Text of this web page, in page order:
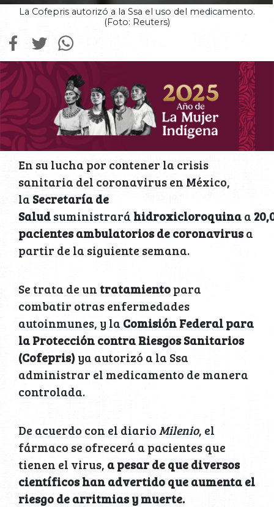
La Cofepris autorizó a la Ssa el uso del medicamento.
(Foto: Reuters)
En su lucha por contener la crisis
sanitaria del coronavirus en México,
la Secretaría de
Saludsuministrará hidroxicloroquinaa
pacientes ambulatorios de coronavirusa
partir de la siguiente semana.
Se trata de untratamientopara
combatir otras enfermedades
autoinmunes, y la Comisión Federal para
la Protección contra Riesgos Sanitarios
(Cofepris) ya autorizó a la Ssa
administrar el medicamento de manera
controlada.
De acuerdo con el diarioMilenio, el
fármaco se ofrecerá a pacientes que
tienen el virus, a pesar de que diversos
científicos han advertido que aumenta el
riesgo de arritmias y muerte.